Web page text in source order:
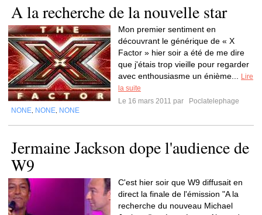
A la recherche de la nouvelle star
Mon premier sentiment en
découvrant le générique de « X
Factor » hier soir a été de me dire
que j'étais trop vieille pour regarder
avec enthousiasme un énième...
Lire
la suite
Le 16 mars 2011 par
Poclatelephage
NONE NONE NONE
Jermaine Jackson dope l'audience de
W9
C'est hier soir que W9 diffusait en
direct la finale de l'émission "A la
recherche du nouveau Michael